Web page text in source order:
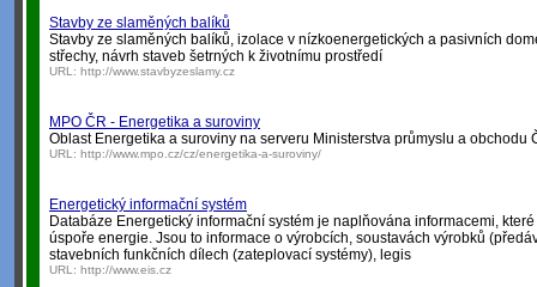
Stavby ze slaměných balíků
Stavby ze slaměných balíků, izolace v nízkoenergetických a pasivních
střechy, návrh staveb šetrných k životnímu prostředí
URL: http://www.stavbyzeslamy.cz
MPO ČR - Energetika a suroviny
Oblast Energetika a suroviny na serveru Ministerstva průmyslu a obchodu
URL: http://www.mpo.cz/cz/energetika-a-suroviny/
Energetický informační systém
Databáze Energetický informační systém je naplňována informacemi,
úspoře energie. Jsou to informace o výrobcích, soustavách výrobků
stavebních funkčních dílech (zateplovací systémy), legis
URL: http://www.eis.cz